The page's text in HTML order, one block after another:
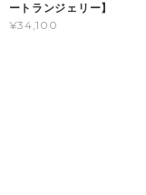
ートランジェリー】
¥34,100